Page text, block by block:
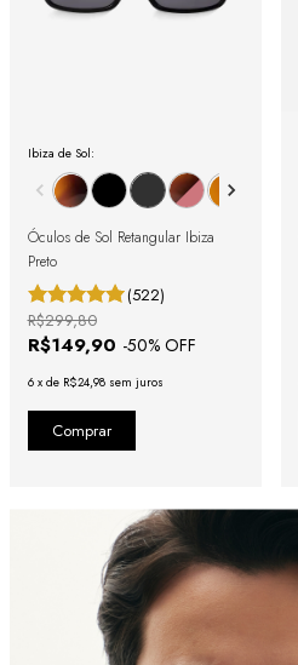
Ibiza de Sol:
Óculos de Sol Retangular Ibiza
Preto
(522)
R$149,90 -50% OFF
R$299,80
6 x de R$24,98 sem juros